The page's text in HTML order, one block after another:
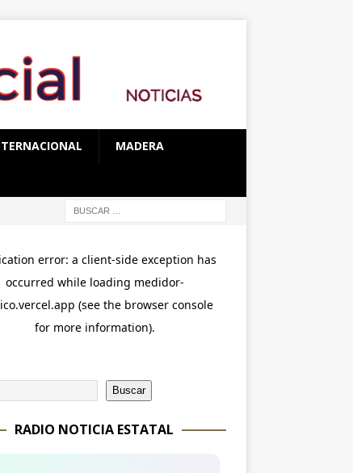
MADERA
Buscar
RADIO NOTICIA ESTATAL